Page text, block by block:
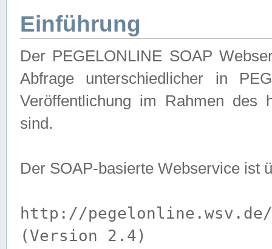
Einführung
Der PEGELONLINE SOAP
Abfrage unterschiedlicher in
Veröffentlichung im Rahmen des
sind.
Der SOAP-basierte Webservice ist
http://pegelonline.wsv.de/
(Version 2.4)